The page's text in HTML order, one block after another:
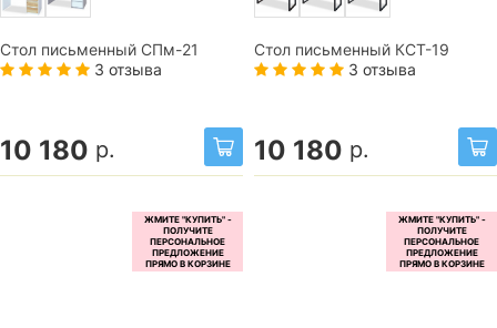
Стол письменный СПм-21
3 отзыва
10 180 р.
Стол письменный КСТ-19
3 отзыва
10 180 р.